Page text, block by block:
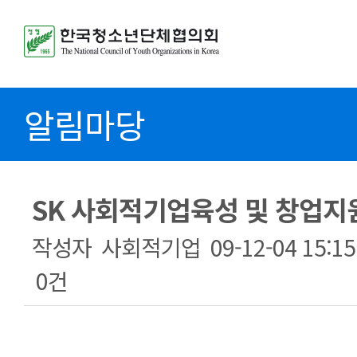
알림마당
SK 사회적기업육성 및 창업
작성자 사회적기업 09-12-04 15:15
0건